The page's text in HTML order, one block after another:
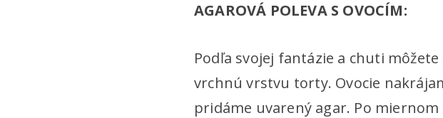
AGAROVÁ POLEVA S OVOCÍM:
Podľa svojej fantázie a chuti
vrchnú vrstvu torty. Ovocie
pridáme uvarený agar. Po